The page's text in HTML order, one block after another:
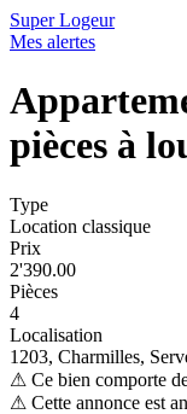
Super Logeur
Mes alertes
pièces à
Type
Location classique
Prix
2'390.00
Pièces
4
Localisation
1203, Charmilles,
⚠ Ce bien comporte
⚠ Cette annonce est